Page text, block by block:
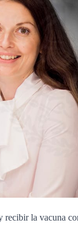
recibir la vacuna